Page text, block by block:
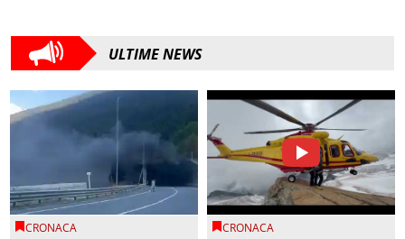
ULTIME NEWS
CRONACA CRONACA